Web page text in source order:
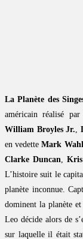
La Planète des
américain réalisé
William Broyles Jr. ,
en vedetteMark
Clarke Duncan
L’histoire suit le
planète inconnue.
dominent la planète et
Leo décide alors de
sur laquelle il était